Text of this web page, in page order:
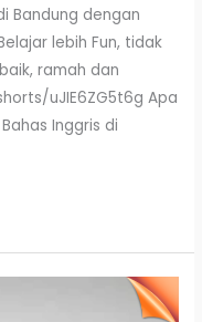
Bandung dengan
lebih Fun, tidak
ramah dan
uJIE6ZG5t6g Apa
Inggris di